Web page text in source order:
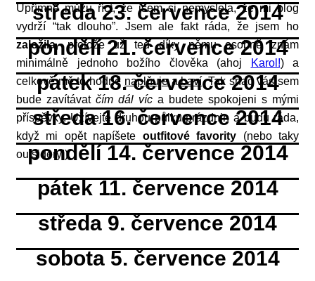
Upřímně můžu říct, že jsem si nemyslela, že mi blog
vydrží “tak dlouho”. Jsem ale fakt ráda, že jsem ho
založila, protože už teď díky němu osobně znám
minimálně jednoho božího člověka (ahoj
Karol!) a
celkově mě to hodně naplňujeabaví. Tak snad vás sem
bude zavítávat čím dál víc a budete spokojeni s mými
příspěvky. Užívejte druhou půlku prázdnin a budu ráda,
když mi opět napíšete outfitové favority (nebo taky
outsidery!).
středa 23. července 2014
pondělí 21. července 2014
pátek 18. července 2014
středa 16. července 2014
pondělí 14. července 2014
pátek 11. července 2014
středa 9. července 2014
sobota 5. července 2014